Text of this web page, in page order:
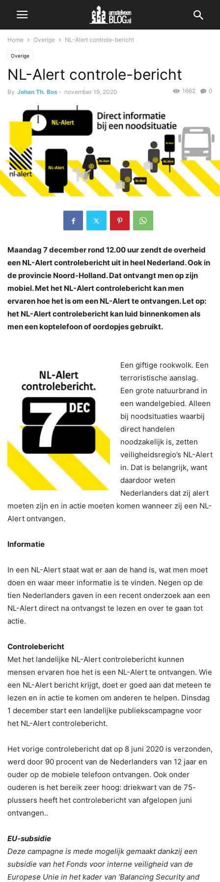
Home Overige NL-Alert controle-bericht
Overige
NL-Alert controle-bericht
By Johan Th. Bos - november 19, 2020 0
1662
Maandag 7 december rond 12.00 uur zendt de overheid
een NL-Alert controlebericht uit in heel Nederland. Ook in
de provincie Noord-Holland. Dat ontvangt men op zijn
mobiel. Met het NL-Alert controlebericht kan men
ervaren hoe het is om een NL-Alert te ontvangen. Let op:
het NL-Alert controlebericht kan luid binnenkomen als
men een koptelefoon of oordopjes gebruikt.
Een giftige rookwolk. Een
terroristische aanslag.
Een grote natuurbrand in
een wandelgebied. Alleen
bij noodsituaties waarbij
direct handelen
noodzakelijk is, zetten
veiligheidsregio’s NL-Alert
in. Dat is belangrijk, want
daardoor weten
Nederlanders dat zij alert
moeten zijn en in actie moeten komen wanneer zij een NL-
Alert ontvangen.
Informatie
In een NL-Alert staat wat er aan de hand is, wat men moet
doen en waar meer informatie is te vinden. Negen op de
tien Nederlanders gaven in een recent onderzoek aan een
NL-Alert direct na ontvangst te lezen en over te gaan tot
actie.
Controlebericht
Met het landelijke NL-Alert controlebericht kunnen
mensen ervaren hoe het is een NL-Alert te ontvangen. Wie
een NL-Alert bericht krijgt, doet er goed aan dat meteen te
lezen en in actie te komen om anderen te helpen. Dinsdag
1 december start een landelijke publiekscampagne voor
het NL-Alert controlebericht.
Het vorige controlebericht dat op 8 juni 2020 is verzonden,
werd door 90 procent van de Nederlanders van 12 jaar en
ouder op de mobiele telefoon ontvangen. Ook onder
ouderen is het bereik zeer hoog: driekwart van de 75-
plussers heeft het controlebericht van afgelopen juni
ontvangen..
EU-subsidie
Deze campagne is mede mogelijk gemaakt dankzij een
subsidie van het Fonds voor interne veiligheid van de
Europese Unie in het kader van ‘Balancing Security and